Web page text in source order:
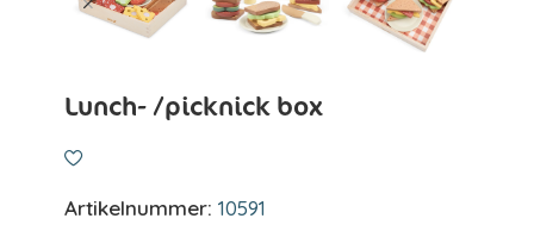
Lunch- /picknick box
Artikelnummer: 10591